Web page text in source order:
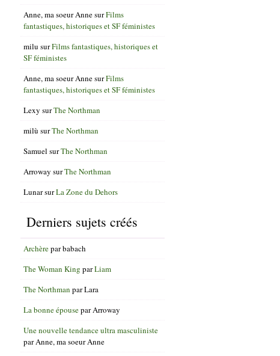
Anne, ma soeur AnnesurFilms
fantastiques, historiques et SF féministes
milu surFilms fantastiques, historiques et
SF féministes
Anne, ma soeur AnnesurFilms
fantastiques, historiques et SF féministes
Lexy surThe Northman
milù surThe Northman
Samuel surThe Northman
Arroway surThe Northman
LunarsurLa Zone du Dehors
Derniers sujets créés
Archèreparbabach
The Woman King parLiam
The Northman parLara
La bonne épouseparArroway
Une nouvelle tendance ultra masculiniste
parAnne, ma soeur Anne